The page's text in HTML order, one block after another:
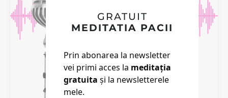
GRATUIT
MEDITATIA PACII
Prin abonarea la newsletter
vei primi acces la meditația
gratuita și la newsletterele
mele.